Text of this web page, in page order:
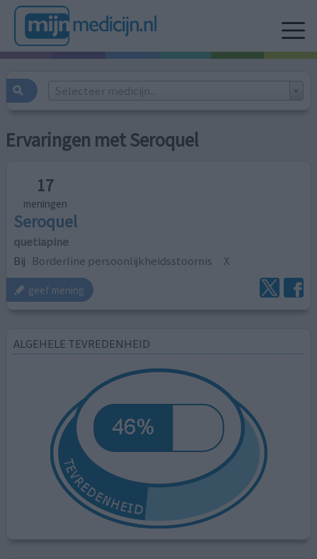
Selecteer medicijn...
Ervaringen met Seroquel
17
meningen
Seroquel
quetiapine
Bij Borderline persoonlijkheidsstoornis X
geef mening
ALGEHELE TEVREDENHEID